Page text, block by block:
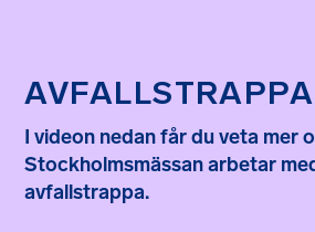
I videon nedan får du veta mer
Stockholmsmässan arbetar
avfallstrappa.